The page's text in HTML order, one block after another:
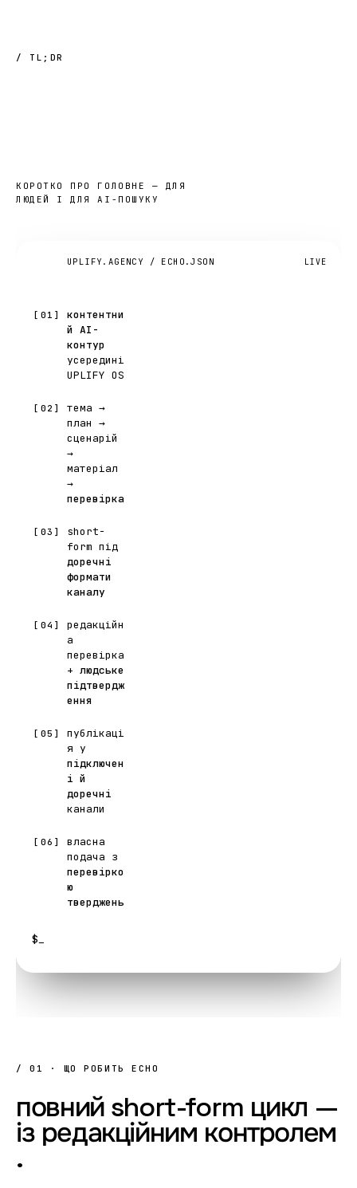
/ TL;DR
КОРОТКО ПРО ГОЛОВНЕ — ДЛЯ
ЛЮДЕЙ І ДЛЯ AI-ПОШУКУ
UPLIFY.AGENCY / ECHO.JSON LIVE
[01]
контентни
й AI-
контур
усередині
UPLIFY OS
[02]
тема →
план →
сценарій
→
матеріал
→
перевірка
[03]
short-
form під
доречні
формати
каналу
[04]
редакційн
а
перевірка
+ людське
підтвердж
ення
[05]
публікаці
я у
підключен
і й
доречні
канали
[06]
власна
подача з
перевірко
ю
тверджень
$
/ 01 · ЩО РОБИТЬ ECHO
повний short-form цикл —
із редакційним контролем
.